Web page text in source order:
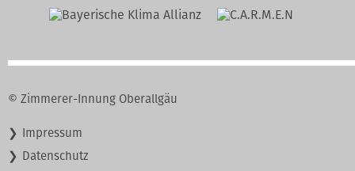
© Zimmerer-Innung Oberallgäu
Navigation
Impressum
Datenschutz